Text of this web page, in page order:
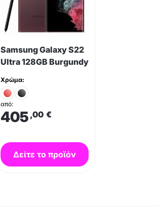
Samsung Galaxy S22
Ultra 128GB Burgundy
Χρώμα:
από:
405 ,00 €
Δείτε το προϊόν